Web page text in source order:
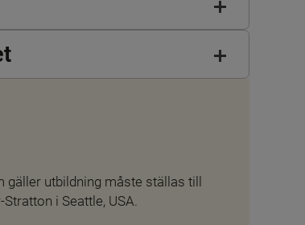
gäller utbildning måste ställas till
i Seattle, USA.